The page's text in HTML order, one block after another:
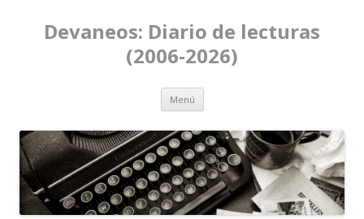
Devaneos: Diario de lecturas
(2006-2026)
Menú Ir al contenido